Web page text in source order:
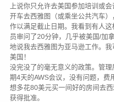
上说你只允许去美国参加培训或
开车去西雅图（或乘坐公共汽车
作以满足截止日期。我看到有人
员审问了20分钟，几乎被美国/加
地说我去西雅图为亚马逊工作。
美国！
没完没了的毫无意义的政策。管
期4天的AWS会议，没有问题，
想多花80美元买一间好的房间去
获得批准。